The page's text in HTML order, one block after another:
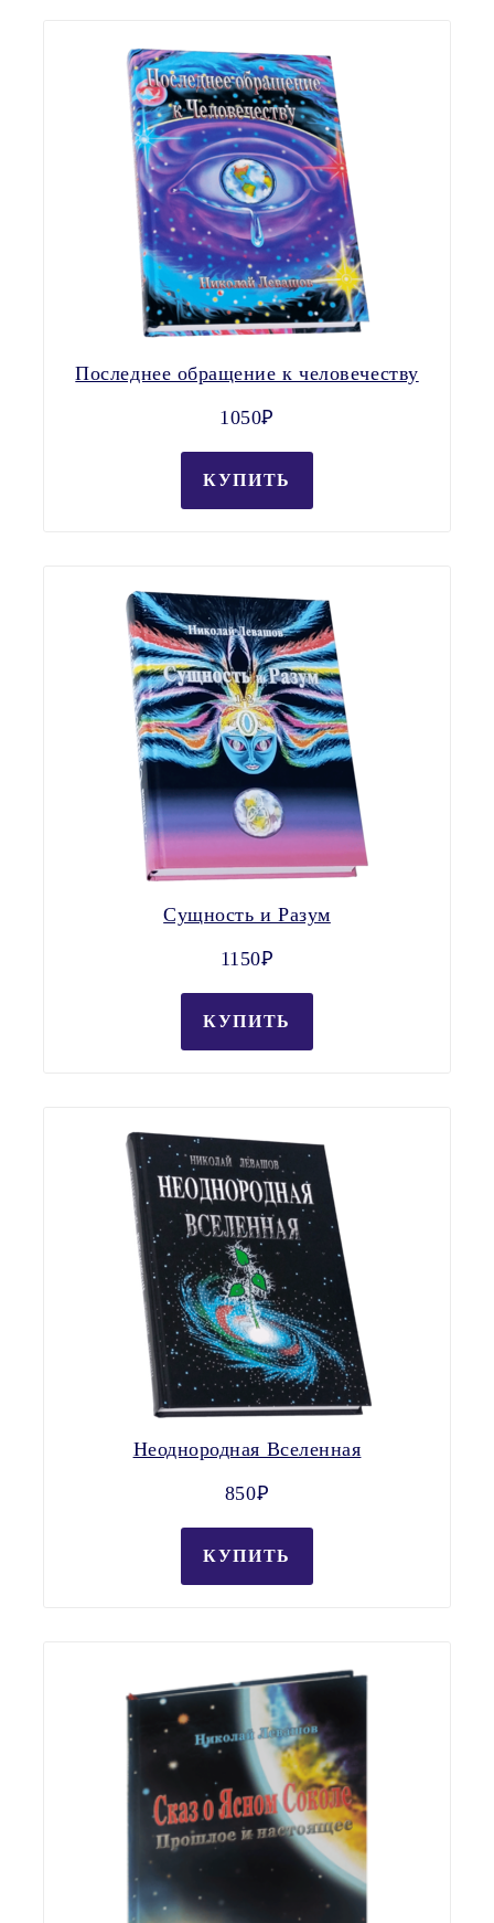
Последнее обращение к человечеству
1050Ꝑ
КУПИТЬ
Сущность и Разум
1150Ꝑ
КУПИТЬ
Неоднородная Вселенная
850Ꝑ
КУПИТЬ